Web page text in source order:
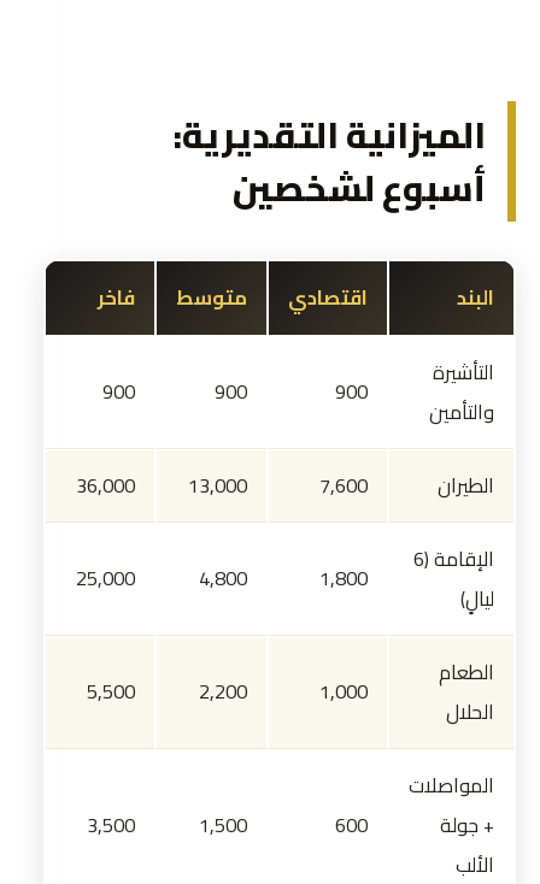
الميزانية التقديرية:
أسبوع لشخصين
البند اقتصادي متوسط فاخر
التأشيرة
والتأمين
900
900
900
الطيران 7,600
13,000
36,000
الإقامة (6
ليالٍ)
1,800
4,800
25,000
الطعام
الحلال
1,000
2,200
5,500
المواصلات
+ جولة
الألب
600
1,500
3,500